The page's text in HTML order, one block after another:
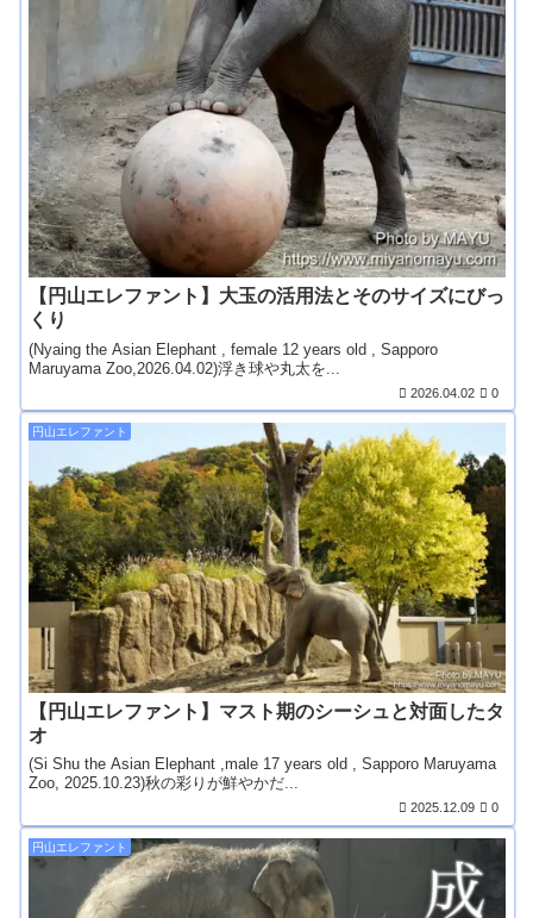
【円山エレファント】大玉の活用法とそのサイズにびっ
くり
(Nyaing the Asian Elephant , female 12 years old , Sapporo
Maruyama Zoo,2026.04.02)浮き球や丸太を...
2026.04.02 0
円山エレファント
【円山エレファント】マスト期のシーシュと対面したタ
オ
(Si Shu the Asian Elephant ,male 17 years old , Sapporo Maruyama
Zoo, 2025.10.23)秋の彩りが鮮やかだ...
2025.12.09 0
円山エレファント